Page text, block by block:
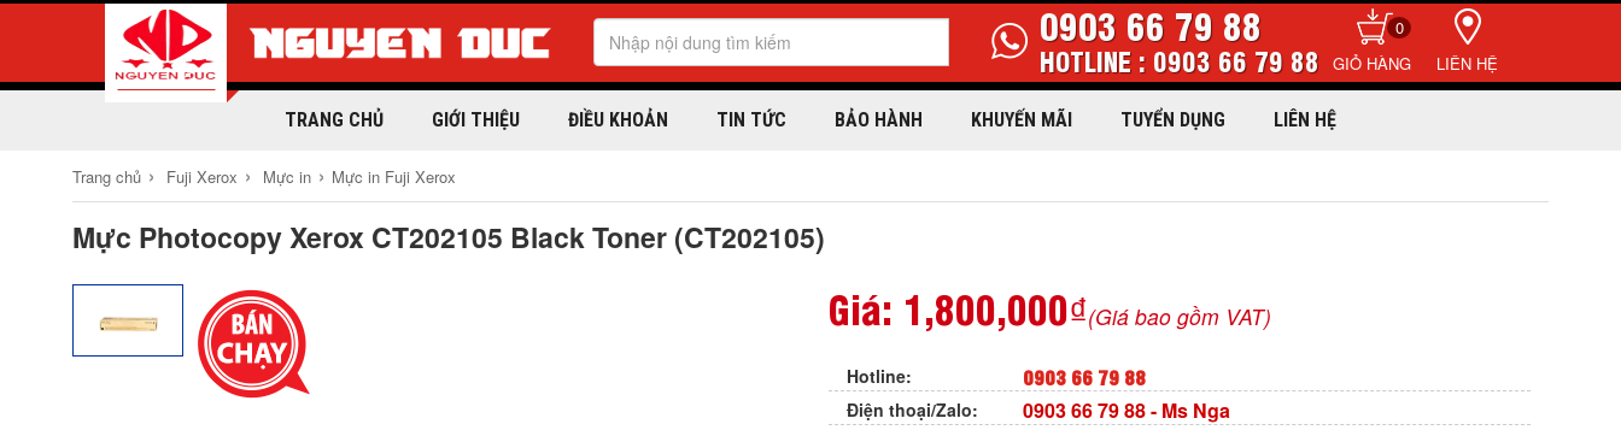
0
0903 66 79 88
HOTLINE : 0903 66 79 88 LIÊN HỆ
TRANG CHỦ GIỚI THIỆU ĐIỀU KHOẢN TIN TỨC BẢO HÀNH KHUYẾN MÃI TUYỂN DỤNG LIÊN HỆ
Trang chủ › Fuji Xerox › Mực in › Mực in Fuji Xerox
Mực Photocopy Xerox CT202105 Black Toner (CT202105)
Giá: 1,800,000₫(Giá bao gồm VAT)
Hotline: 0903 66 79 88
Điện thoại/Zalo: 0903 66 79 88- Ms Nga